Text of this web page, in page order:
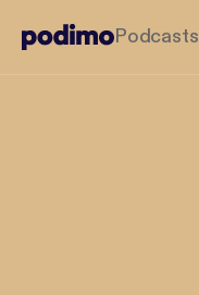
Podcasts